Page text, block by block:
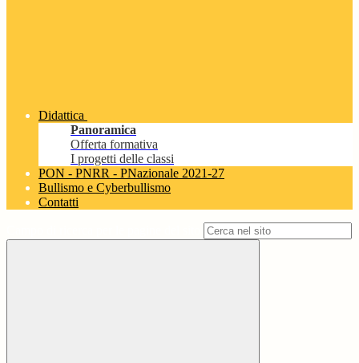
Didattica
Panoramica
Offerta formativa
I progetti delle classi
PON - PNRR - PNazionale 2021-27
Bullismo e Cyberbullismo
Contatti